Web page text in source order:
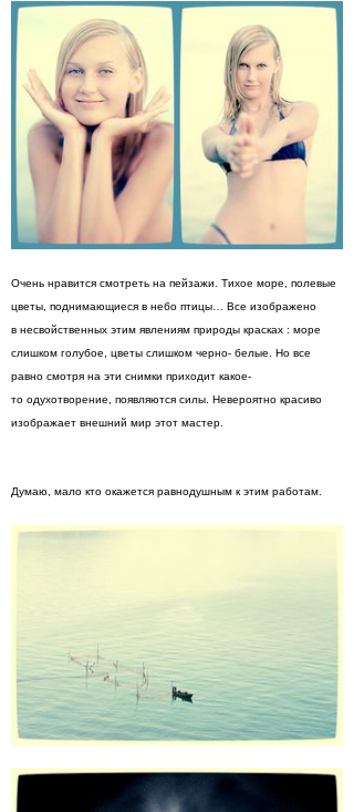
Очень нравится смотреть на пейзажи. Тихое море, полевые
цветы, поднимающиеся в небо птицы… Все изображено
в несвойственных этим явлениям природы красках : море
слишком голубое, цветы слишком черно- белые. Но все
равно смотря на эти снимки приходит какое-
то одухотворение, появляются силы. Невероятно красиво
изображает внешний мир этот мастер.
Думаю, мало кто окажется равнодушным к этим работам.